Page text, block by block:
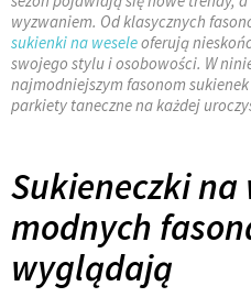
wyzwaniem. Od klasycznych
sukienki na weseleoferują
swojego stylu i osobowości. W
najmodniejszym fasonom
parkiety taneczne na każdej
Sukieneczki na
modnych
wyglądają